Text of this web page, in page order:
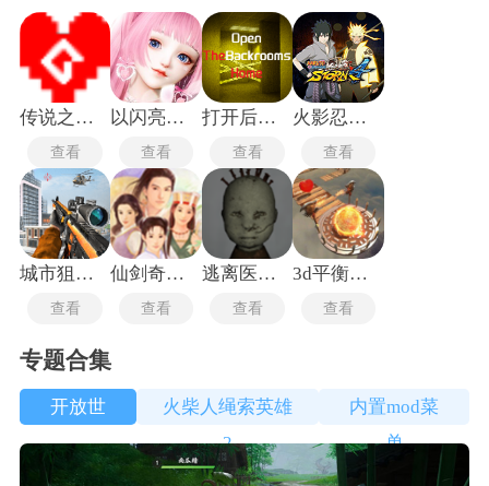
传说之下沃玛战
查看
以闪亮之名新马服
查看
打开后室归宿
查看
火影忍者究极风暴4手机版
查看
城市狙击行动
查看
仙剑奇侠传1重制版
查看
逃离医院联机版
查看
3d平衡球手机版
查看
专题合集
开放世
界
火柴人绳索英雄
2
内置mod菜
单